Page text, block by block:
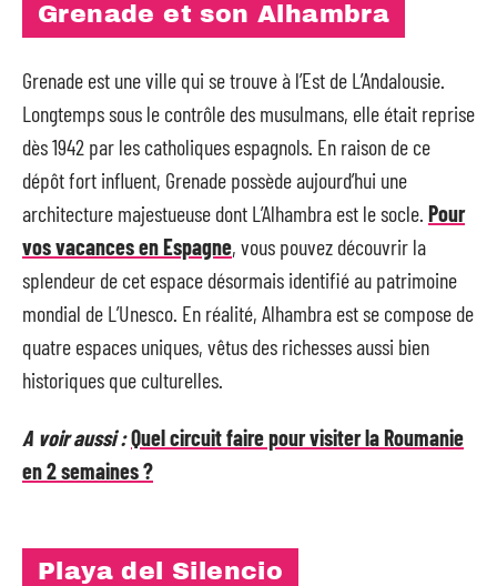
Grenade et son Alhambra
Grenade est une ville qui se trouve à l’Est de L’Andalousie.
Longtemps sous le contrôle des musulmans, elle était reprise
dès 1942 par les catholiques espagnols. En raison de ce
dépôt fort influent, Grenade possède aujourd’hui une
architecture majestueuse dont L’Alhambra est le socle. Pour
vos vacances en Espagne, vous pouvez découvrir la
splendeur de cet espace désormais identifié au patrimoine
mondial de L’Unesco. En réalité, Alhambra est se compose de
quatre espaces uniques, vêtus des richesses aussi bien
historiques que culturelles.
A voir aussi :Quel circuit faire pour visiter la Roumanie
en 2 semaines ?
Playa del Silencio